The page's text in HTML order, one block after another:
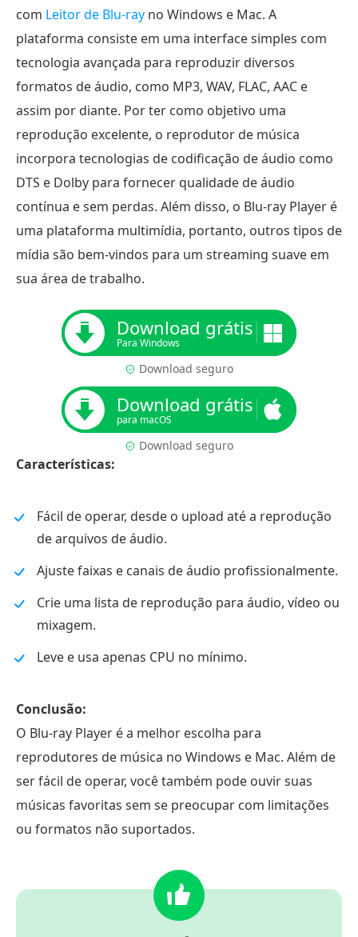
com Leitor de Blu-ray no Windows e Mac. A
plataforma consiste em uma interface simples com
tecnologia avançada para reproduzir diversos
formatos de áudio, como MP3, WAV, FLAC, AAC e
assim por diante. Por ter como objetivo uma
reprodução excelente, o reprodutor de música
incorpora tecnologias de codificação de áudio como
DTS e Dolby para fornecer qualidade de áudio
contínua e sem perdas. Além disso, o Blu-ray Player é
uma plataforma multimídia, portanto, outros tipos de
mídia são bem-vindos para um streaming suave em
sua área de trabalho.
Download grátis
Para Windows
Download seguro
Download grátis
para macOS
Download seguro
Características:
Fácil de operar, desde o upload até a reprodução
de arquivos de áudio.
Ajuste faixas e canais de áudio profissionalmente.
Crie uma lista de reprodução para áudio, vídeo ou
mixagem.
Leve e usa apenas CPU no mínimo.
Conclusão:
O Blu-ray Player é a melhor escolha para
reprodutores de música no Windows e Mac. Além de
ser fácil de operar, você também pode ouvir suas
músicas favoritas sem se preocupar com limitações
ou formatos não suportados.